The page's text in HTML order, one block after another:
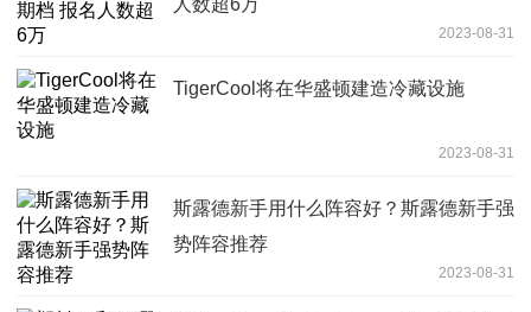
2023-08-31
TigerCool将在华盛顿建造冷藏设施
2023-08-31
斯露德新手用什么阵容好？斯露德新手强
势阵容推荐
2023-08-31